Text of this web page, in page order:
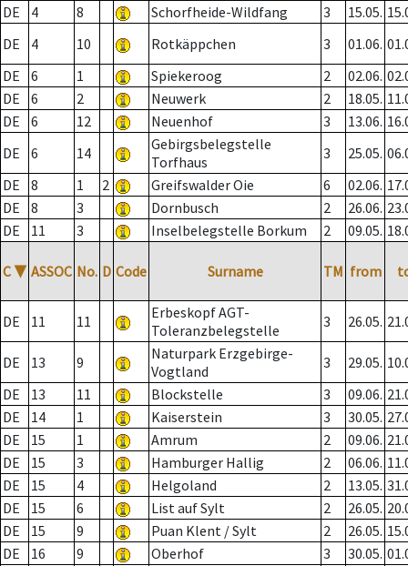
DE
4 8 Schorfheide-Wildfang 3 15.05.
DE
4 10 Rotkäppchen 3 01.06.
DE
6 1 Spiekeroog 2 02.06.
DE
6 2 Neuwerk 2 18.05.
DE
6 12 Neuenhof 3 13.06.
DE
6 14
Gebirgsbelegstelle
Torfhaus
3 25.05.
DE
8 1 2 Greifswalder Oie 6 02.06.
DE
8 3 Dornbusch 2 26.06.
DE
11 3 Inselbelegstelle Borkum 2 09.05.
C ▼ ASSOC No. D Code Surname TM from
DE 11 11
Erbeskopf AGT-
Toleranzbelegstelle
3 26.05.
DE 13 9
Naturpark Erzgebirge-
Vogtland
3 29.05.
DE
13 11 Blockstelle 3 09.06.
DE
14 1 Kaiserstein 3 30.05.
DE
15 1 Amrum 2 09.06.
DE
15 3 Hamburger Hallig 2 06.06.
DE
15 4 Helgoland 2 13.05.
DE
15 6 List auf Sylt 2 26.05.
DE
15 9 Puan Klent / Sylt 2 26.05.
DE
16 9 Oberhof 3 30.05.